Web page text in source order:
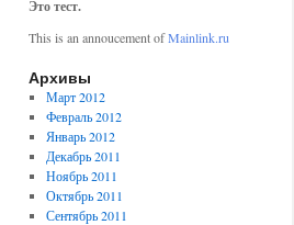
Это тест.
This is an annoucement ofMainlink.ru
Архивы
Март 2012
Февраль 2012
Январь 2012
Декабрь 2011
Ноябрь 2011
Октябрь 2011
Сентябрь 2011